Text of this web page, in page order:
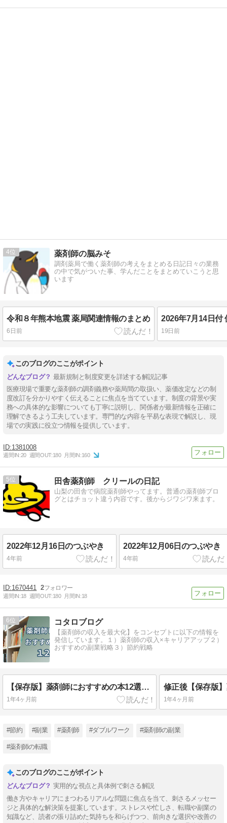
4 薬剤師の脳みそ
調剤薬局で働く薬剤師の考えをまとめる日記日々の業務
の中で気がついた事、学んだことをまとめていこうと思
います
令和８年熊本地震 薬局関連情報のまとめ
6日前 19日前
このブログのここがポイント
最新規制と制度変更を詳述する解説記事
医療現場で重要な薬剤師の調剤義務や薬局間の取扱い、薬価改定などの制
度改訂を分かりやすく伝えることに焦点を当てています。制度の背景や実
務への具体的な影響についても丁寧に説明し、関係者が最新情報を正確に
理解できるよう工夫しています。専門的な内容を平易な表現で解説し、現
場での実践に役立つ情報を提供しています。
1381008
週間IN:20 週間OUT:180 月間IN:160
5 田舎薬剤師 クリールの日記
山梨の田舎で病院薬剤師やってます。普通の薬剤師ブロ
グとはチョット違う内容です。後からジワジワ来ます。
2022年12月16日のつぶやき
4年前
2022年12月06日のつぶやき
4年前
1670441 2
週間IN:18 週間OUT:180 月間IN:18
6 コタロブログ
【薬剤師の収入を最大化】をコンセプトに以下の情報を
発信しています。１）薬剤師の収入×キャリアアップ２）
おすすめの副業戦略３）節約戦略
【保存版】薬剤師におすすめの本12選｜新人・病院勤務まで役立つキャリア本を厳選
1年4ヶ月前 1年4ヶ月前
#節約 #副業 #薬剤師 #ダブルワーク #薬剤師の副業
#薬剤師の転職
このブログのここがポイント
実用的な視点と具体例で刺さる解説
働き方やキャリアにまつわるリアルな問題に焦点を当て、刺さるメッセー
ジと具体的な解決策を提案しています。ストレスや忙しさ、転職や副業の
知識など、読者の張り詰めた気持ちを和らげつつ、前向きな選択や改善の